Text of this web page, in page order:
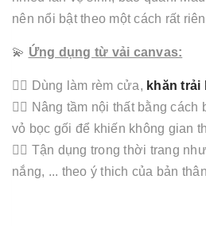
nên nổi bật theo một cách rất
💫 Ứng dụng từ vải canvas:
💁‍♀️ Dùng làm rèm cửa, khăn trải
💁‍♀️ Nâng tầm nội thất bằng cách
vỏ bọc gối để khiến không gian
💁‍♀️ Tận dụng trong thời trang
nắng, ... theo ý thich của bản